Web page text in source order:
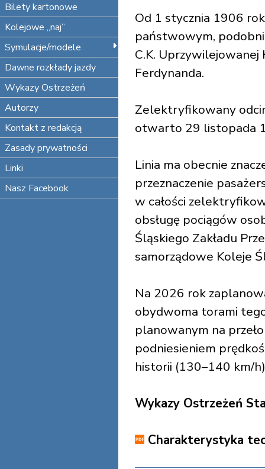
Bilety kartonowe
Kolejowe „naj”
Symulacje/modele
Dawne rozkłady jazdy
Wykazy Ostrzeżeń
Autorzy
Kontakt z redakcją
Zasady prywatności
Linki
Nasz Facebook
Od 1 stycznia 1906
państwowym,
C.K. Uprzywilejowanej
Ferdynanda.
Zelektryfikowany
otwarto 29 listopada
Linia ma obecnie
przeznaczenie
w całości
obsługę pociągów
Śląskiego Zakładu
samorządowe Koleje
Na 2026 rok
obydwoma torami
planowanym na
podniesieniem
historii (130–140 km/
Wykazy Ostrzeżeń
Charakterystyka